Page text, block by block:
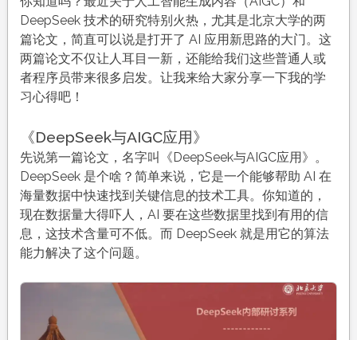
DeepSeek 技术的研究特别火热，尤其是北京大学的两
篇论文，简直可以说是打开了 AI 应用新思路的大门。这
两篇论文不仅让人耳目一新，还能给我们这些普通人或
者程序员带来很多启发。让我来给大家分享一下我的学
习心得吧！
《DeepSeek与AIGC应用》
先说第一篇论文，名字叫《DeepSeek与AIGC应用》。
DeepSeek 是个啥？简单来说，它是一个能够帮助 AI 在
海量数据中快速找到关键信息的技术工具。你知道的，
现在数据量大得吓人，AI 要在这些数据里找到有用的信
息，这技术含量可不低。而 DeepSeek 就是用它的算法
能力解决了这个问题。